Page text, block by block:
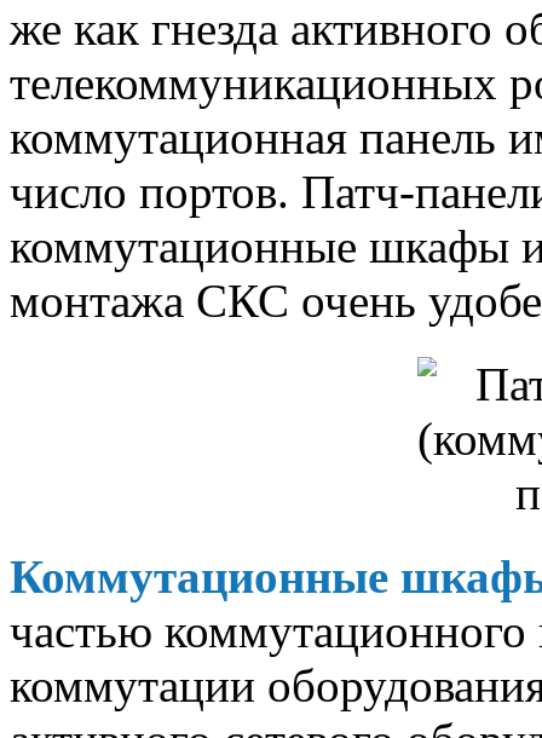
же как гнезда активного
телекоммуникационных
коммутационная панель
число портов. Патч-
коммутационные шкафы
монтажа СКС очень
Коммутационные
частью
коммутации